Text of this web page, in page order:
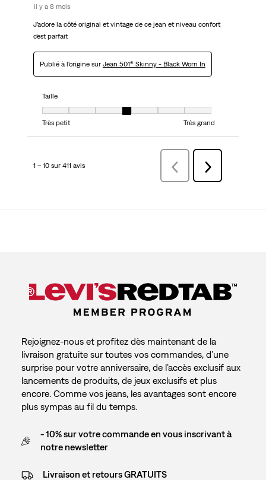
il y a 8 mois
J’adore la côté original et vintage de ce jean et niveau confort
c’est parfait
Publié à l'origine sur Jean 501® Skinny - Black Worn In
Taille
Taille, 4 sur 7, où 1 est égal à Très petit et 7 est égal à Très grand
Très petit
Très grand
1 – 10 sur 411 avis PrécédentavisSuivant
avis
Rejoignez-nous et profitez dès maintenant de la
livraison gratuite sur toutes vos commandes, d’une
surprise pour votre anniversaire, de l’accès exclusif aux
lancements de produits, de jeux exclusifs et plus
encore. Comme vos jeans, les avantages sont encore
plus sympas au fil du temps.
- 10% sur votre commande en vous inscrivant à
notre newsletter
Livraison et retours GRATUITS